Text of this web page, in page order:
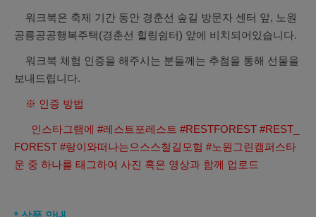
워크북은 축제 기간 동안 경춘선 숲길 방문자 센터 앞, 노원
공릉공공행복주택(경춘선 힐링쉼터) 앞에 비치되어있습니다.
워크북 체험 인증을 해주시는 분들께는 추첨을 통해 선물을
보내드립니다.
※ 인증 방법
인스타그램에 #레스트포레스트 #RESTFOREST #REST_
FOREST #랑이와떠나는으스스철길모험 #노원그린캠퍼스타
운 중 하나를 태그하여 사진 혹은 영상과 함께 업로드